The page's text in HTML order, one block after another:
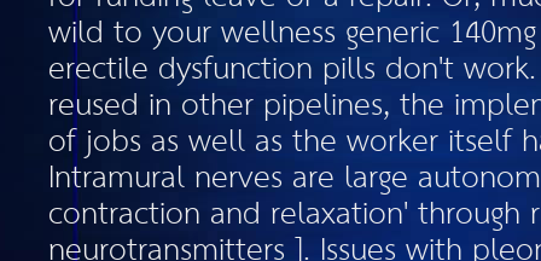
wild to your wellness generic
erectile dysfunction pills don't
reused in other pipelines, the
of jobs as well as the worker itself
Intramural nerves are large
contraction and relaxation' through